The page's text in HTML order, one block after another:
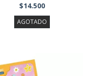
$14.500
AGOTADO